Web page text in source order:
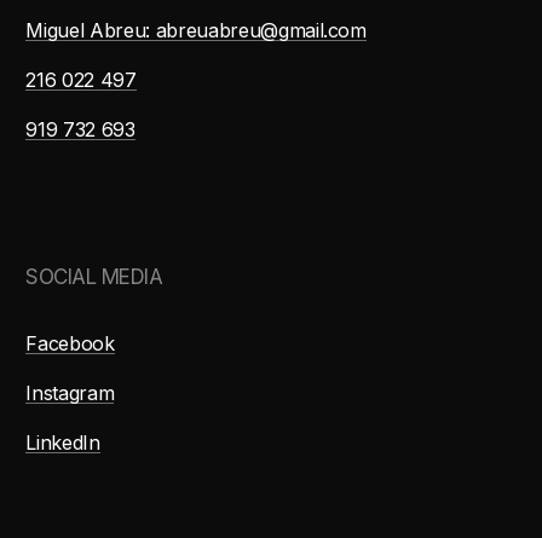
Miguel Abreu: abreuabreu@gmail.com
216 022 497
919 732 693
SOCIAL MEDIA
Facebook
Instagram
LinkedIn